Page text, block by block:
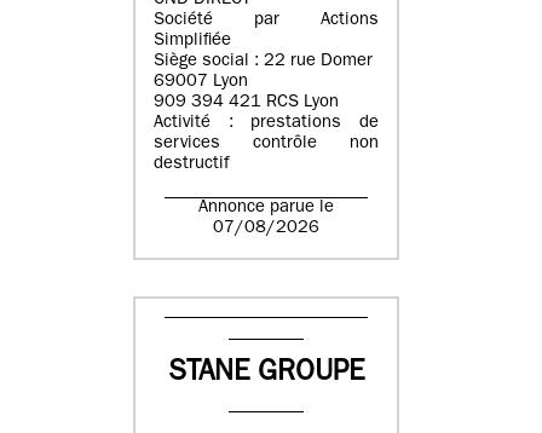
Société par Actions
Simplifiée
Siège social : 22 rue Domer
69007 Lyon
909 394 421 RCS Lyon
Activité : prestations de
services contrôle non
destructif
Annonce parue le
07/08/2026
STANE GROUPE